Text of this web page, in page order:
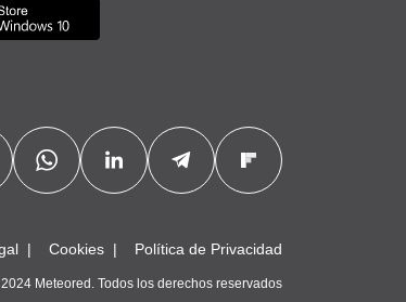
Cookies Política de Privacidad
2024 Meteored. Todos los derechos reservados